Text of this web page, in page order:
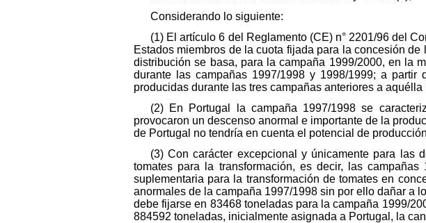
Considerando lo siguiente:
(1) El artículo 6 del Reglamento (CE) n° 2201/96 del
Estados miembros de la cuota fijada para la concesión
distribución se basa, para la campaña 1999/2000, en la
durante las campañas 1997/1998 y 1998/1999; a
producidas durante las tres campañas anteriores a
(2) En Portugal la campaña 1997/1998 se
provocaron un descenso anormal e importante de la
de Portugal no tendría en cuenta el potencial de
(3) Con carácter excepcional y únicamente para las
tomates para la transformación, es decir, las
suplementaria para la transformación de tomates en
anormales de la campaña 1997/1998 sin por ello dañar a
debe fijarse en 83468 toneladas para la campaña 1999/
884592 toneladas, inicialmente asignada a Portugal, la